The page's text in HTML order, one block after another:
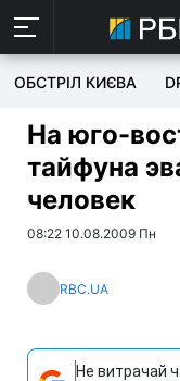
ОБСТРІЛ КИЄВА
На юго-
тайфуна
человек
08:22 10.08.2009 Пн
RBC.UA
Не витрачай